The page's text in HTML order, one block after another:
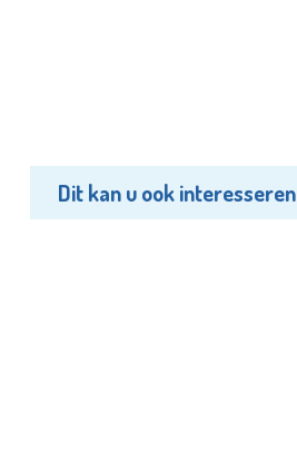
Dit kan u ook interesseren